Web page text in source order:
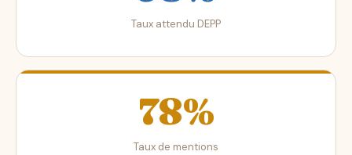
Taux attendu DEPP
78%
Taux de mentions